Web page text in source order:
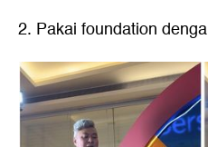
2. Pakai foundation